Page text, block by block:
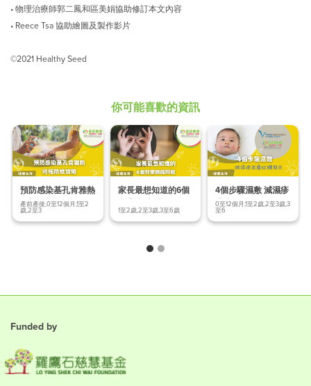
• 物理治療師郭二鳳和區美娟協助修訂本文內容
• Reece Tsa 協助繪圖及製作影片
©2021 Healthy Seed
你可能喜歡的資訊
預防感染基孔肯雅熱
終極防蚊
產前產後,0至12個月,1至2
歲,2至3
家長最想知道的6個
兒童眼睛問題
1至2歲,2至3歲,3至6歲
4個步驟濕敷 減濕疹
皮膚紅腫發炎
0至12個月,1至2歲,2至3歲,3
至6
Funded by